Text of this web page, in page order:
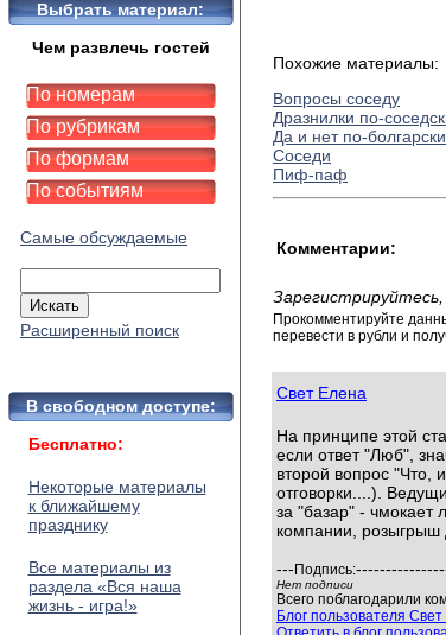
Выбрать материал:
Чем развлечь гостей
По номерам
По рубрикам
По формам
По событиям
Самые обсуждаемые
Расширенный поиск
В свободном доступе:
Бесплатно:
Некоторые материалы
к ближайшему
празднику
Все материалы из
раздела «Вся наша
жизнь - игра!»
Похожие материалы:
Вопросы соседу
Дразнилки по-
Да и нет по-болгарски
Соседи
Пиф-паф
Комментарии:
Прокомментируйте
перевести в рубли и
Свет Елена
На принципе этой
если ответ "Люб",
второй вопрос "Что,
отговорки....).
за "базар" - чмокает
компании, розыгрыш
--- Подпись:
Нет подписи
Всего поблагодарили
Блог пользователя